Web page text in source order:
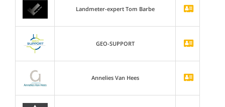
Landmeter-expert Tom Barbe
GEO-SUPPORT
Annelies Van Hees